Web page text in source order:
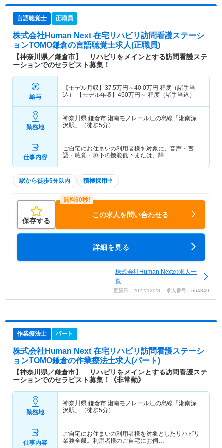
言語聴覚士 正職員
株式会社Human Next 在宅リハビリ訪問看護ステーシ
ョンTOMO鎌倉の言語聴覚士求人(正職員)
【神奈川県／鎌倉市】 リハビリをメインとする訪問看護ステ
ーションでのセラピスト募集！
給与
【モデル月収】 37.5万円～40.0万円 程度（諸手当
込） 【モデル年収】 450万円～ 程度（諸手当込）
勤務地
神奈川県 鎌倉市 湘南モノレール江の島線「湘南深
沢駅」（徒歩5分）
仕事内容
ご自宅にお住まいの利用者様を対象に、音声・言
語・聴覚・嚥下の機能低下または、障…
駅から徒歩5分以内 積極採用中
保存する
この求人を問い合わせる
詳細を見る
株式会社Human Nextの求人一
覧
更新日：2022/12/28 求人番号：664849
作業療法士 パート
株式会社Human Next 在宅リハビリ訪問看護ステーシ
ョンTOMO鎌倉の作業療法士求人(パート)
【神奈川県／鎌倉市】 リハビリをメインとする訪問看護ステ
ーションでのセラピスト募集！《非常勤》
勤務地
神奈川県 鎌倉市 湘南モノレール江の島線「湘南深
沢駅」（徒歩5分）
仕事内容
ご自宅にお住まいの利用者様を対象としたリハビリ
業務全般。利用者様のご自宅にお伺…